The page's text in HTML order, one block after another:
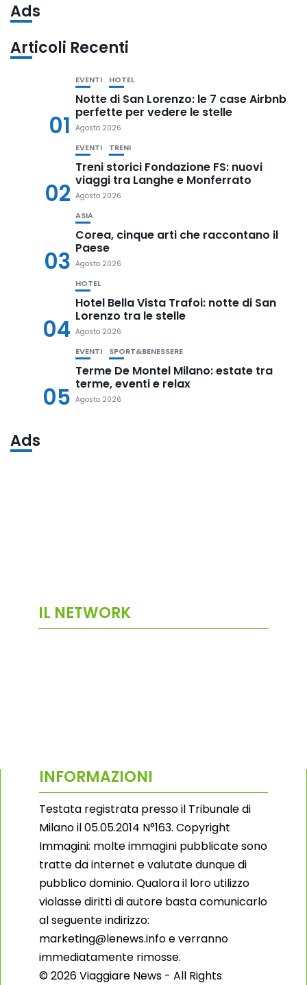
Ads
Articoli Recenti
01
EVENTI HOTEL
Notte di San Lorenzo: le 7 case Airbnb
perfette per vedere le stelle
Agosto 2026
02
EVENTI TRENI
Treni storici Fondazione FS: nuovi
viaggi tra Langhe e Monferrato
Agosto 2026
03
ASIA
Corea, cinque arti che raccontano il
Paese
Agosto 2026
04
HOTEL
Hotel Bella Vista Trafoi: notte di San
Lorenzo tra le stelle
Agosto 2026
05
EVENTI SPORT&BENESSERE
Terme De Montel Milano: estate tra
terme, eventi e relax
Agosto 2026
Ads
IL NETWORK
INFORMAZIONI
Testata registrata presso il Tribunale di
Milano il 05.05.2014 N°163. Copyright
Immagini: molte immagini pubblicate sono
tratte da internet e valutate dunque di
pubblico dominio. Qualora il loro utilizzo
violasse diritti di autore basta comunicarlo
al seguente indirizzo:
marketing@lenews.info e verranno
immediatamente rimosse.
© 2026 Viaggiare News - All Rights